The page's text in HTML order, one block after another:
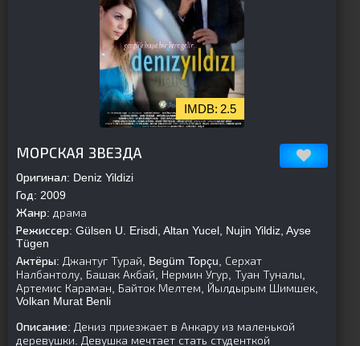
2.5
МОРСКАЯ ЗВЕЗДА
Оригинал: Deniz Yildizi
Год: 2009
Жанр: драма
Режиссер: Gülsen U. Erisdi, Altan Yucel, Nujin Yildiz, Ayse
Tügen
Актёры: Джантуг Турай, Begüm Topçu, Серхат
Налбантолу, Башак Акбай, Нермин Угур, Туан Туналы,
Артемис Караман, Байток Мелтем, Йылдырым Шимшек,
Volkan Murat Benli
Описание: Дениз приезжает в Анкару из маленькой
деревушки. Девушка мечтает стать студенткой